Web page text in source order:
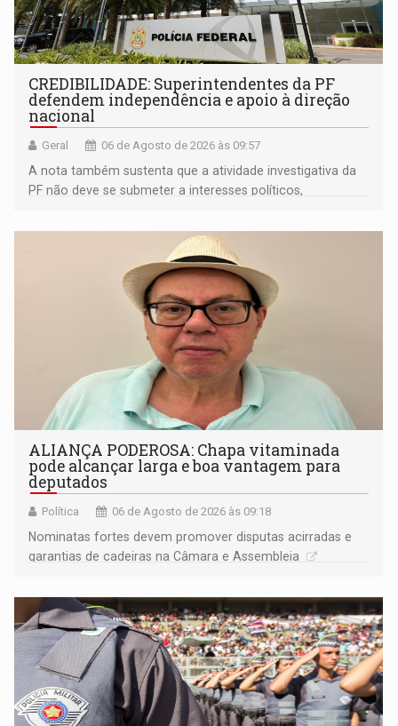
CREDIBILIDADE: Superintendentes da PF
defendem independência e apoio à direção
nacional
Geral 06 de Agosto de 2026 às 09:57
A nota também sustenta que a atividade investigativa da
PF não deve se submeter a interesses políticos,
ALIANÇA PODEROSA: Chapa vitaminada
pode alcançar larga e boa vantagem para
deputados
Política 06 de Agosto de 2026 às 09:18
Nominatas fortes devem promover disputas acirradas e
garantias de cadeiras na Câmara e Assembleia